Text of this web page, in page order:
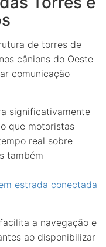
de torres de
cânions do Oeste
comunicação
significativamente
que motoristas
real sobre
também
estrada conectada
a navegação e
ao disponibilizar